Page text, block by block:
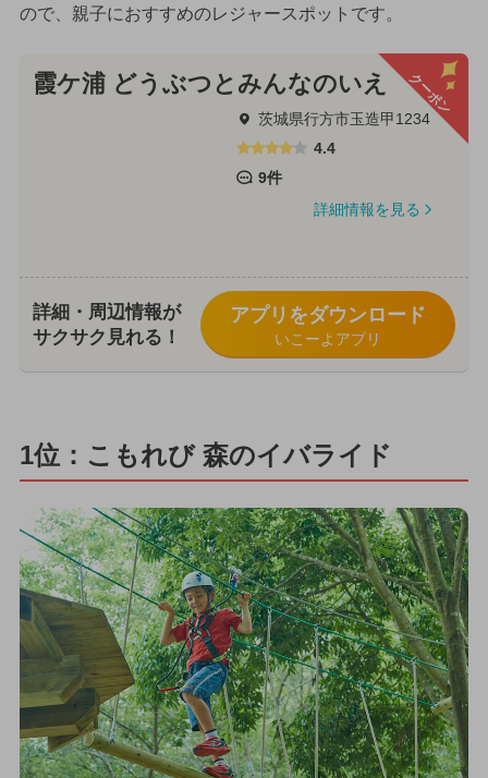
ので、親子におすすめのレジャースポットです。
クーポン
霞ケ浦 どうぶつとみんなのいえ
茨城県行方市玉造甲1234
4.4
9件
詳細情報を見る
詳細・周辺情報が
サクサク見れる！
アプリをダウンロード
いこーよアプリ
1位：こもれび 森のイバライド